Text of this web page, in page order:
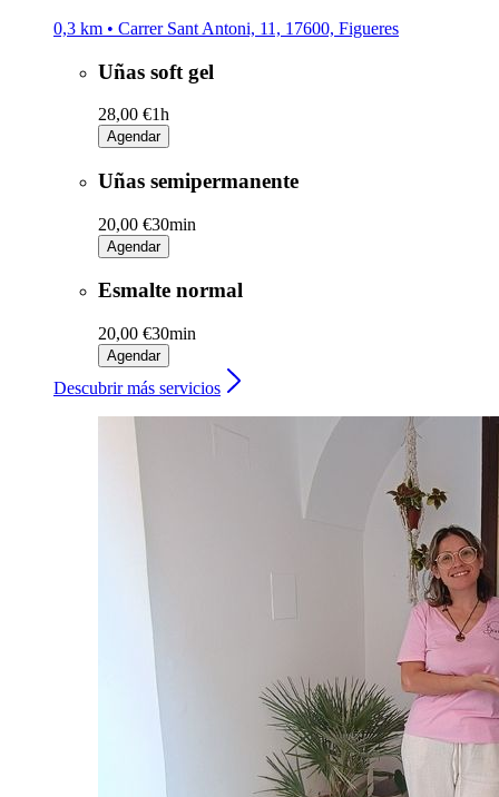
0,3 km • Carrer Sant Antoni, 11, 17600, Figueres
Uñas soft gel
28,00 €1h
Agendar
Uñas semipermanente
20,00 €30min
Agendar
Esmalte normal
20,00 €30min
Agendar
Descubrir más servicios